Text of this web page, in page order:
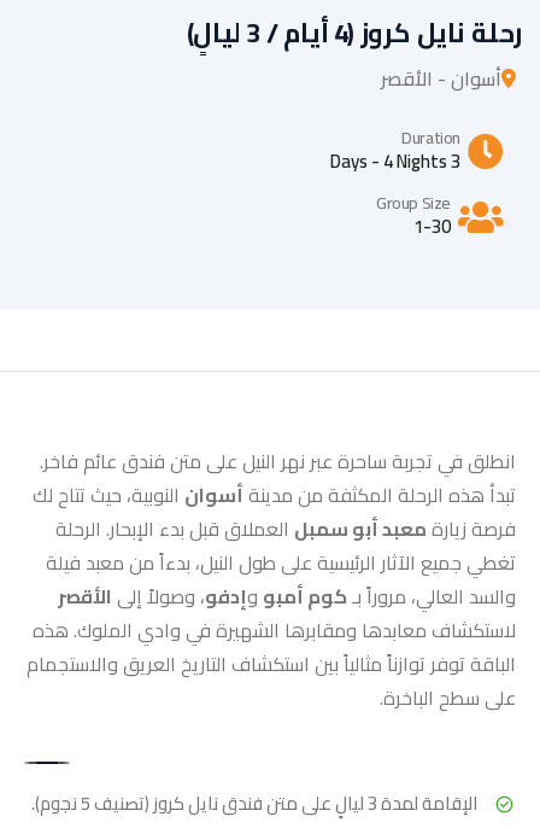
رحلة نايل كروز (4 أيام / 3 ليالٍ)
أسوان - الأقصر
Duration
3 Days - 4 Nights
Group Size
1-30
انطلق في تجربة ساحرة عبر نهر النيل على متن فندق عائم فاخر.
تبدأ هذه الرحلة المكثفة من مدينةأسوان النوبية، حيث تتاح لك
فرصة زيارةمعبد أبو سمبل العملاق قبل بدء الإبحار. الرحلة
تغطي جميع الآثار الرئيسية على طول النيل، بدءاً من معبد فيلة
والسد العالي، مروراً بـكوم أمبو وإدفو، وصولاً إلى الأقصر
لاستكشاف معابدها ومقابرها الشهيرة في وادي الملوك. هذه
الباقة توفر توازناً مثالياً بين استكشاف التاريخ العريق والاستجمام
على سطح الباخرة.
الإقامة لمدة 3 ليالٍ على متن فندق نايل كروز (تصنيف 5 نجوم).